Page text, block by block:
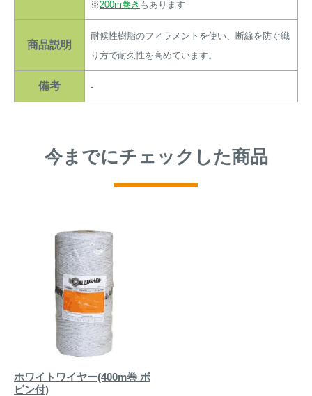
※ 200m巻き もあります
商品説明
耐候性樹脂のフィラメントを使い、断線を防ぐ織
り方で耐久性を高めています。
備考 -
今までにチェックした商品
ホワイトワイヤー(400m巻 ボ
ビン付)